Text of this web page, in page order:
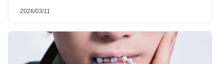
2026/03/11